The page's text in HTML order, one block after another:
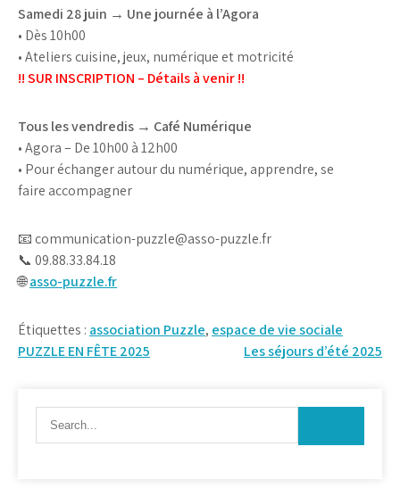
Samedi 28 juin → Une journée à l’Agora
• Dès 10h00
• Ateliers cuisine, jeux, numérique et motricité
!! SUR INSCRIPTION – Détails à venir !!
Tous les vendredis → Café Numérique
• Agora – De 10h00 à 12h00
• Pour échanger autour du numérique, apprendre, se
faire accompagner
📧 communication-puzzle@asso-puzzle.fr
📞 09.88.33.84.18
🌐asso-puzzle.fr
Étiquettes : association Puzzle, espace de vie sociale
Navigation
l’article
PUZZLE EN FÊTE 2025 Les séjours d’été 2025